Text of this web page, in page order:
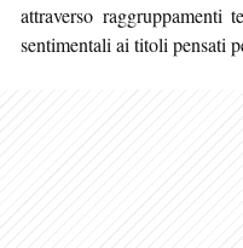
attraverso raggruppamenti
sentimentali ai titoli pensati